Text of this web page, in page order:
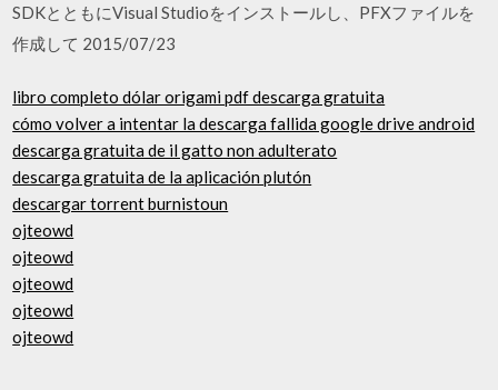
SDKとともにVisual Studioをインストールし、PFXファイルを
作成して 2015/07/23
libro completo dólar origami pdf descarga gratuita
cómo volver a intentar la descarga fallida google drive android
descarga gratuita de il gatto non adulterato
descarga gratuita de la aplicación plutón
descargar torrent burnistoun
ojteowd
ojteowd
ojteowd
ojteowd
ojteowd